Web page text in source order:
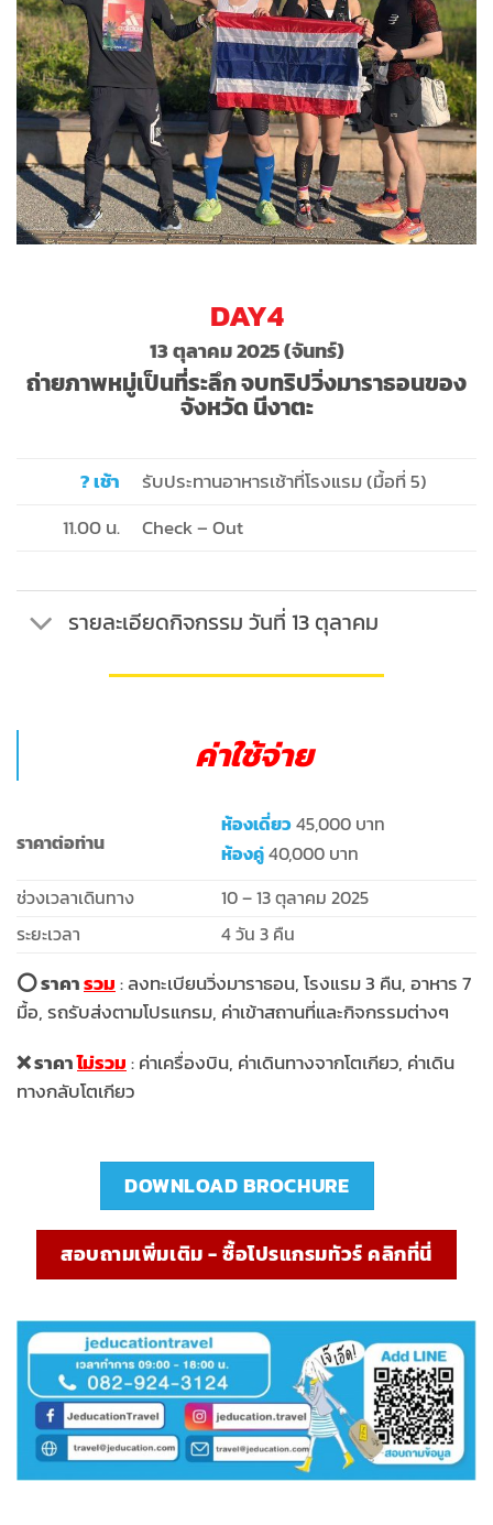
DAY4
13 ตุลาคม 2025 (จันทร์)
ถ่ายภาพหมู่เป็นที่ระลึก จบทริปวิ่งมาราธอนของ
จังหวัด นีงาตะ
? เช้า
รับประทานอาหารเช้าที่โรงแรม (มื้อที่ 5)
11.00 น.
Check – Out
รายละเอียดกิจกรรม วันที่ 13 ตุลาคม
ค่าใช้จ่าย
ราคาต่อท่าน
ห้องเดี่ยว45,000 บาท
ห้องคู่40,000 บาท
ช่วงเวลาเดินทาง
10 – 13 ตุลาคม 2025
ระยะเวลา
4 วัน 3 คืน
⭕ ราคารวม: ลงทะเบียนวิ่งมาราธอน, โรงแรม 3 คืน, อาหาร 7
มื้อ, รถรับส่งตามโปรแกรม, ค่าเข้าสถานที่และกิจกรรมต่างๆ
❌ ราคาไม่รวม : ค่าเครื่องบิน, ค่าเดินทางจากโตเกียว, ค่าเดิน
ทางกลับโตเกียว
DOWNLOAD BROCHURE
สอบถามเพิ่มเติม - ซื้อโปรแกรมทัวร์ คลิกที่นี่